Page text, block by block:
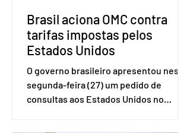
Brasil aciona OMC contra
tarifas impostas pelos
Estados Unidos
O governo brasileiro apresentou nesta
segunda-feira (27) um pedido de
consultas aos Estados Unidos no